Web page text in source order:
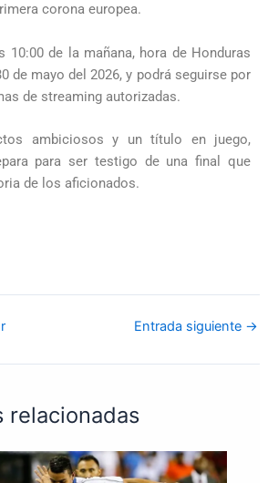
corona europea.
10:00 de la mañana, hora de Honduras
de mayo del 2026, y podrá seguirse por
de streaming autorizadas.
ambiciosos y un título en juego,
para ser testigo de una final que
de los aficionados.
Entrada siguiente →
relacionadas